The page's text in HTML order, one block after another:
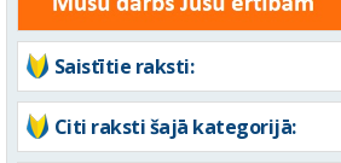
Saistītie raksti:
Citi raksti šajā kategorijā: